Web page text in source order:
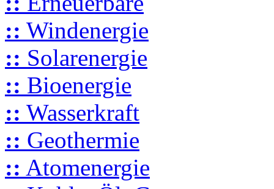
:: Windenergie
:: Solarenergie
:: Bioenergie
:: Wasserkraft
:: Geothermie
:: Atomenergie